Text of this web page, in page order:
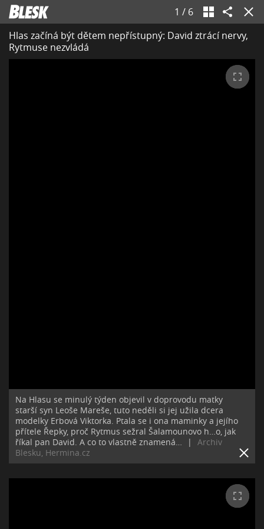
1 / 6
Hlas začíná být dětem nepřístupný: David ztrácí nervy,
Rytmuse nezvládá
Na Hlasu se minulý týden objevil v doprovodu matky
starší syn Leoše Mareše, tuto neděli si jej užila dcera
modelky Erbová Viktorka. Ptala se i ona maminky a jejího
přítele Řepky, proč Rytmus sežral Šalamounovo h…o, jak
říkal pan David. A co to vlastně znamená…
|
Archiv
Blesku, Hermina.cz